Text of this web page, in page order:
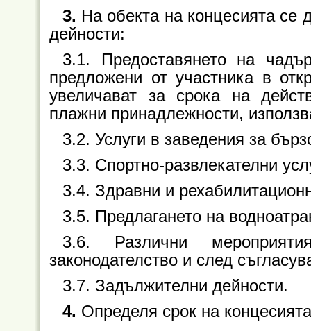
3. На обекта на концесията се
дейности:
3.1. Предоставянето на
предложени от участника в
увеличават за срока на
плажни принадлежности,
3.2. Услуги в заведения за
3.3. Спортно-развлекателни
3.4. Здравни и
3.5. Предлагането на
3.6. Различни
законодателство и след
3.7. Задължителни дейности.
4. Определя срок на